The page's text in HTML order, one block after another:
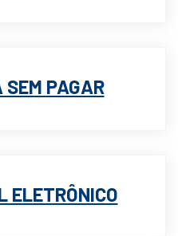
PAGAR
ELETRÔNICO